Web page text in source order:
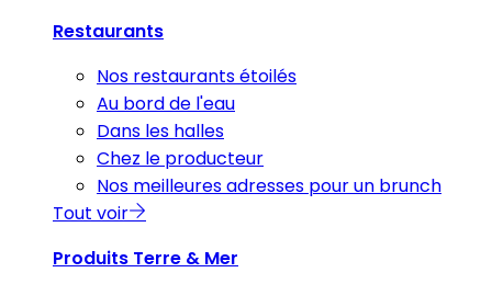
Restaurants
Nos restaurants étoilés
Au bord de l'eau
Dans les halles
Chez le producteur
Nos meilleures adresses pour un brunch
Tout voir
Produits Terre & Mer